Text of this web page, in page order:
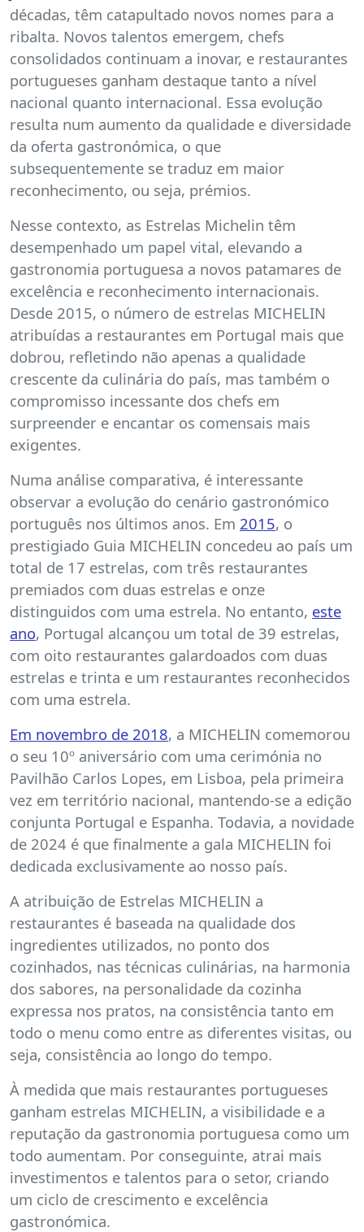
décadas, têm catapultado novos nomes para a
ribalta. Novos talentos emergem, chefs
consolidados continuam a inovar, e restaurantes
portugueses ganham destaque tanto a nível
nacional quanto internacional. Essa evolução
resulta num aumento da qualidade e diversidade
da oferta gastronómica, o que
subsequentemente se traduz em maior
reconhecimento, ou seja, prémios.
Nesse contexto, as Estrelas Michelin têm
desempenhado um papel vital, elevando a
gastronomia portuguesa a novos patamares de
excelência e reconhecimento internacionais.
Desde 2015, o número de estrelas MICHELIN
atribuídas a restaurantes em Portugal mais que
dobrou, refletindo não apenas a qualidade
crescente da culinária do país, mas também o
compromisso incessante dos chefs em
surpreender e encantar os comensais mais
exigentes.
Numa análise comparativa, é interessante
observar a evolução do cenário gastronómico
português nos últimos anos. Em 2015, o
prestigiado Guia MICHELIN concedeu ao país um
total de 17 estrelas, com três restaurantes
premiados com duas estrelas e onze
distinguidos com uma estrela. No entanto, este
ano, Portugal alcançou um total de 39 estrelas,
com oito restaurantes galardoados com duas
estrelas e trinta e um restaurantes reconhecidos
com uma estrela.
Em novembro de 2018, a MICHELIN comemorou
o seu 10º aniversário com uma cerimónia no
Pavilhão Carlos Lopes, em Lisboa, pela primeira
vez em território nacional, mantendo-se a edição
conjunta Portugal e Espanha. Todavia, a novidade
de 2024 é que finalmente a gala MICHELIN foi
dedicada exclusivamente ao nosso país.
A atribuição de Estrelas MICHELIN a
restaurantes é baseada na qualidade dos
ingredientes utilizados, no ponto dos
cozinhados, nas técnicas culinárias, na harmonia
dos sabores, na personalidade da cozinha
expressa nos pratos, na consistência tanto em
todo o menu como entre as diferentes visitas, ou
seja, consistência ao longo do tempo.
À medida que mais restaurantes portugueses
ganham estrelas MICHELIN, a visibilidade e a
reputação da gastronomia portuguesa como um
todo aumentam. Por conseguinte, atrai mais
investimentos e talentos para o setor, criando
um ciclo de crescimento e excelência
gastronómica.